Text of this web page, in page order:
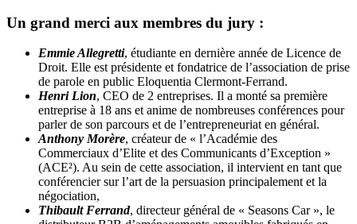
Un grand merci aux membres du jury :
Emmie Allegretti, étudiante en dernière année de Licence de
Droit. Elle est présidente et fondatrice de l’association de prise
de parole en public Eloquentia Clermont-Ferrand.
Henri Lion, CEO de 2 entreprises. Il a monté sa première
entreprise à 18 ans et anime de nombreuses conférences pour
parler de son parcours et de l’entrepreneuriat en général.
Anthony Morère, créateur de « l’Académie des
Commerciaux d’Elite et des Communicants d’Exception »
(ACE²). Au sein de cette association, il intervient en tant que
conférencier sur l’art de la persuasion principalement et la
négociation,
Thibault Ferrand, directeur général de « Seasons Car », le